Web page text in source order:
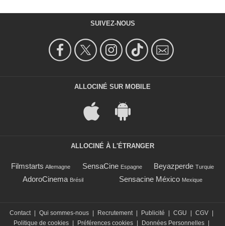
SUIVEZ-NOUS
ALLOCINÉ SUR MOBILE
ALLOCINÉ À L'ÉTRANGER
Filmstarts Allemagne SensaCine Espagne Beyazperde Turquie
AdoroCinema Brésil Sensacine México Mexique
Contact Qui sommes-nous Recrutement Publicité CGU CGV
Politique de cookies
Préférences cookies Données Personnelles